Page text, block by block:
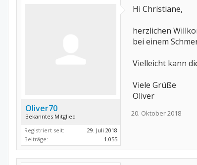
Oliver70
Bekanntes Mitglied
Registriert seit:
29. Juli 2018
Beiträge:
1.055
Hi Christiane,
herzlichen
bei einem
Vielleicht kann
Viele Grüße
Oliver
20. Oktober 2018